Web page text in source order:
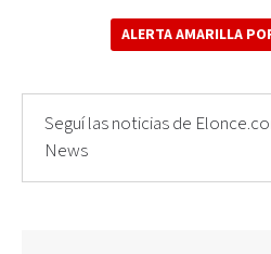
ALERTA AMARILLA
Seguí las noticias de
News